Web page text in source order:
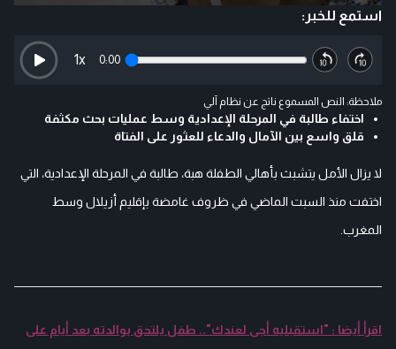
استمع للخبر:
0:00
1x
ملاحظة: النص المسموع ناتج عن نظام آلي
اختفاء طالبة في المرحلة الإعدادية وسط عمليات بحث مكثفة
قلق واسع بين الآمال والدعاء للعثور على الفتاة
لا يزال الأمل يتشبث بأهالي الطفلة هبة، طالبة في المرحلة الإعدادية، التي
اختفت منذ السبت الماضي في ظروف غامضة بإقليم أزيلال وسط
المغرب.
اقرأ أيضا : "استقبليه أجى لعندك".. طفل يلتحق بوالدته بعد أيام على